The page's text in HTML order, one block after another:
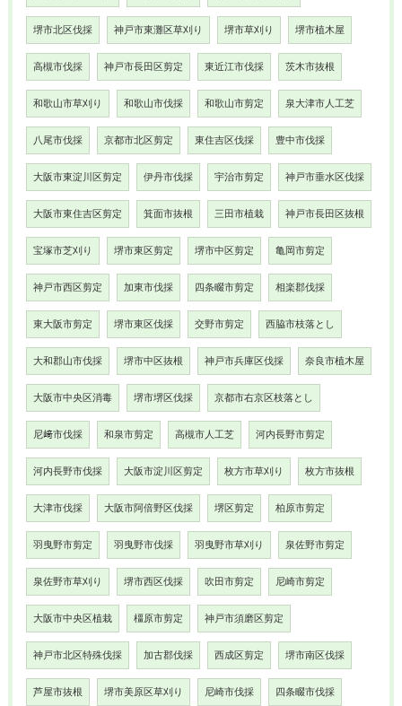
堺市北区伐採 神戸市東灘区草刈り 堺市草刈り 堺市植木屋
高槻市伐採 神戸市長田区剪定 東近江市伐採 茨木市抜根
和歌山市草刈り 和歌山市伐採 和歌山市剪定 泉大津市人工芝
八尾市伐採 京都市北区剪定 東住吉区伐採 豊中市伐採
大阪市東淀川区剪定 伊丹市伐採 宇治市剪定 神戸市垂水区伐採
大阪市東住吉区剪定 箕面市抜根 三田市植栽 神戸市長田区抜根
宝塚市芝刈り 堺市東区剪定 堺市中区剪定 亀岡市剪定
神戸市西区剪定 加東市伐採 四条畷市剪定 相楽郡伐採
東大阪市剪定 堺市東区伐採 交野市剪定 西脇市枝落とし
大和郡山市伐採 堺市中区抜根 神戸市兵庫区伐採 奈良市植木屋
大阪市中央区消毒 堺市堺区伐採 京都市右京区枝落とし
尼﨑市伐採 和泉市剪定 高槻市人工芝 河内長野市剪定
河内長野市伐採 大阪市淀川区剪定 枚方市草刈り 枚方市抜根
大津市伐採 大阪市阿倍野区伐採 堺区剪定 柏原市剪定
羽曳野市剪定 羽曳野市伐採 羽曳野市草刈り 泉佐野市剪定
泉佐野市草刈り 堺市西区伐採 吹田市剪定 尼崎市剪定
大阪市中央区植栽 橿原市剪定 神戸市須磨区剪定
神戸市北区特殊伐採 加古郡伐採 西成区剪定 堺市南区伐採
芦屋市抜根 堺市美原区草刈り 尼崎市伐採 四条畷市伐採